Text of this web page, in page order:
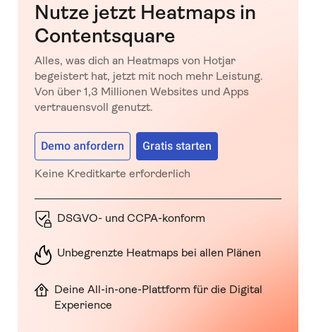
Nutze jetzt Heatmaps in
Contentsquare
Alles, was dich an Heatmaps von Hotjar
begeistert hat, jetzt mit noch mehr Leistung.
Von über 1,3 Millionen Websites und Apps
vertrauensvoll genutzt.
Demo anfordern Gratis starten
Keine Kreditkarte erforderlich
DSGVO- und CCPA-konform
Unbegrenzte Heatmaps bei allen Plänen
Deine All-in-one-Plattform für die Digital
Experience